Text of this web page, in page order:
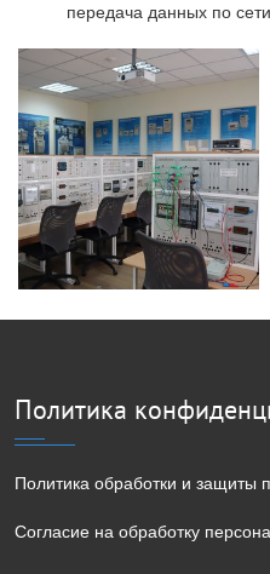
передача данных по
Политика
Политика обработки и защиты
Согласие на обработку